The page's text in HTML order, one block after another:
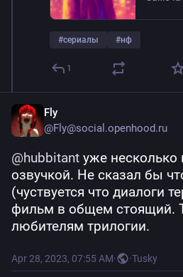
#сериалы #нф
1
Fly
@Fly@social.openhood.ru
@hubbitant уже несколько
озвучкой. Не сказал бы
(чуствуется что диалоги
фильм в общем стоящий.
любителям трилогии.
Apr 28, 2023, 07:55 AM· ·Tusky